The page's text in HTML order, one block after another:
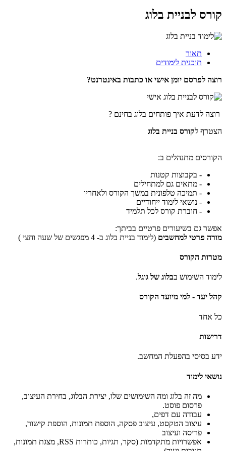
קורס לבניית בלוג
תאור
תוכנית לימודים
רוצה לפרסם יומן אישי או כתבות באינטרנט?
רוצה לדעת איך פותחים בלוג בחינם ?
הצטרף לקורס בניית בלוג
הקורסים מתנהלים ב:
- בקבוצות קטנות
- מתאים גם למתחילים
- תמיכה טלפונית במשך הקורס ולאחריו
- נושאי לימוד ייחודיים
- חוברת קורס לכל תלמיד
אפשר גם בשיעורים פרטיים בביתך:
מורה פרטי למחשבים (לימוד בניית בלוג ב- 4 מפגשים של שעה וחצי )
מטרות הקורס
לימוד השימוש בבלוג של גוגל.
קהל יעד - למי מיועד הקורס
כל אחד
דרישות
ידע בסיסי בהפעלת המחשב.
נושאי לימוד
מה זה בלוג ומה השימושים שלו, יצירת הבלוג, בחירת העיצוב,
פרסום פוסט.
עבודה עם דפים,
עיצוב הטקסט, עיצוב פסקה, הוספת תמונות, הוספת קישור,
פריסה ועיצוב
אפשרויות מתקדמות (סקר, תגיות, כותרות RSS, מצגת תמונות,